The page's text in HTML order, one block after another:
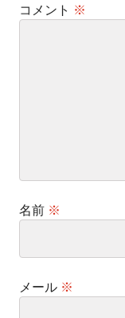
コメント ※
名前 ※
メール ※